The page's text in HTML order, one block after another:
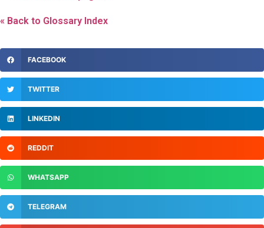
« Back to Glossary Index
FACEBOOK
TWITTER
LINKEDIN
REDDIT
WHATSAPP
TELEGRAM